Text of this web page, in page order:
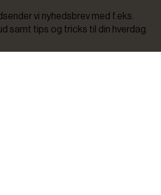
vi nyhedsbrev med f.eks.
samt tips og tricks til din hverdag.